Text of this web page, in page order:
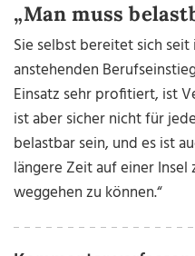
„Man muss
Sie selbst bereitet sich
anstehenden
Einsatz sehr profitiert, ist
ist aber sicher nicht für
belastbar sein, und es ist
längere Zeit auf einer
weggehen zu können.“